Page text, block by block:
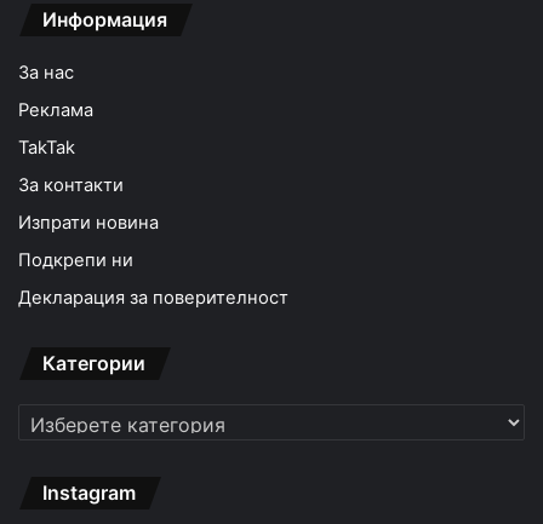
Информация
За нас
Реклама
TakTak
За контакти
Изпрати новина
Подкрепи ни
Декларация за поверителност
Категории
Категории
Instagram